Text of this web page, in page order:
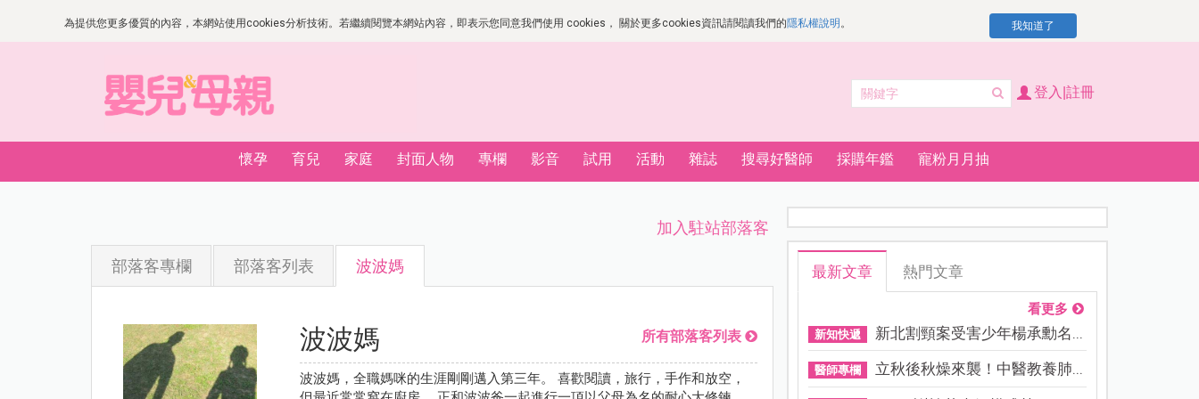
為提供您更多優質的內容，本網站使用cookies分析技術。若繼續閱覽本網站內容，即表示您同意我們使用 cookies， 關於更多cookies資訊請閱讀我們的隱私權說明 。 我知道了
登入|註冊
懷孕 育兒 家庭 封面人物 專欄 影音 試用 活動 雜誌 搜尋好醫師 採購年鑑 寵粉月月抽
加入駐站部落客
部落客專欄 部落客列表 波波媽
波波媽 所有部落客列表
波波媽，全職媽咪的生涯剛剛邁入第三年。 喜歡閱讀，旅行，手作和放空，
最新文章 熱門文章
看更多
新知快遞 新北割頸案受害少年楊承勳名...
醫師專欄 立秋後秋燥來襲！中醫教養肺...